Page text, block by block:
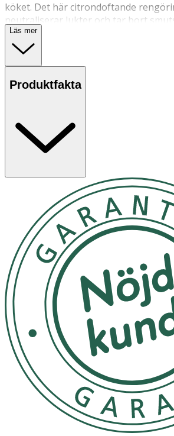
köket. Det här citrondoftande
neutraliserar lukter och tar bort
miljövänliga setet innehåller: 1 x
sprayflaska 2 x rengöringstabletter
Spraya ytan på 20?30 cm avstånd. Låt
du är klar.
Förvaras oåtkomligt för barn
OK för gravida och ammande:
Ingredienser:
Anjoniska tensider 15-30 %.
sodium benzoate.
Märkning
Svanen
Läs mer
Produktfakta